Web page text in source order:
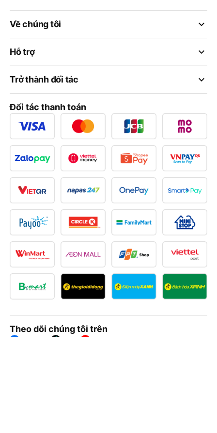
keyboard_arrow_down
Về chúng tôi
keyboard_arrow_down
Hỗ trợ
keyboard_arrow_down
Trở thành đối tác
Đối tác thanh toán
Theo dõi chúng tôi trên